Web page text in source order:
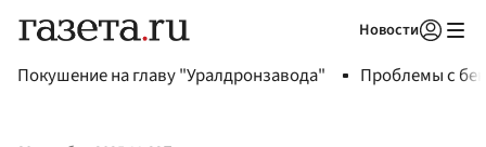
Новости
Покушение на главу "Уралдронзавода" Проблемы с